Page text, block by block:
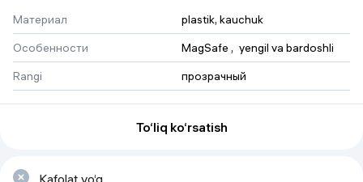
Материал
plastik, kauchuk
Особенности
MagSafe , yengil va bardoshli
Rangi
прозрачный
To‘liq ko‘rsatish
Kafolat yo‘q